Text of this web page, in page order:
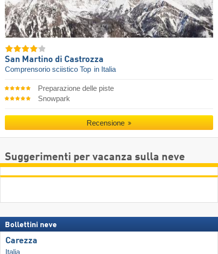
San Martino di Castrozza
Comprensorio sciistico Top in Italia
Preparazione delle piste
Snowpark
Recensione
Suggerimenti per vacanza sulla neve
Bollettini neve
Carezza
Italia